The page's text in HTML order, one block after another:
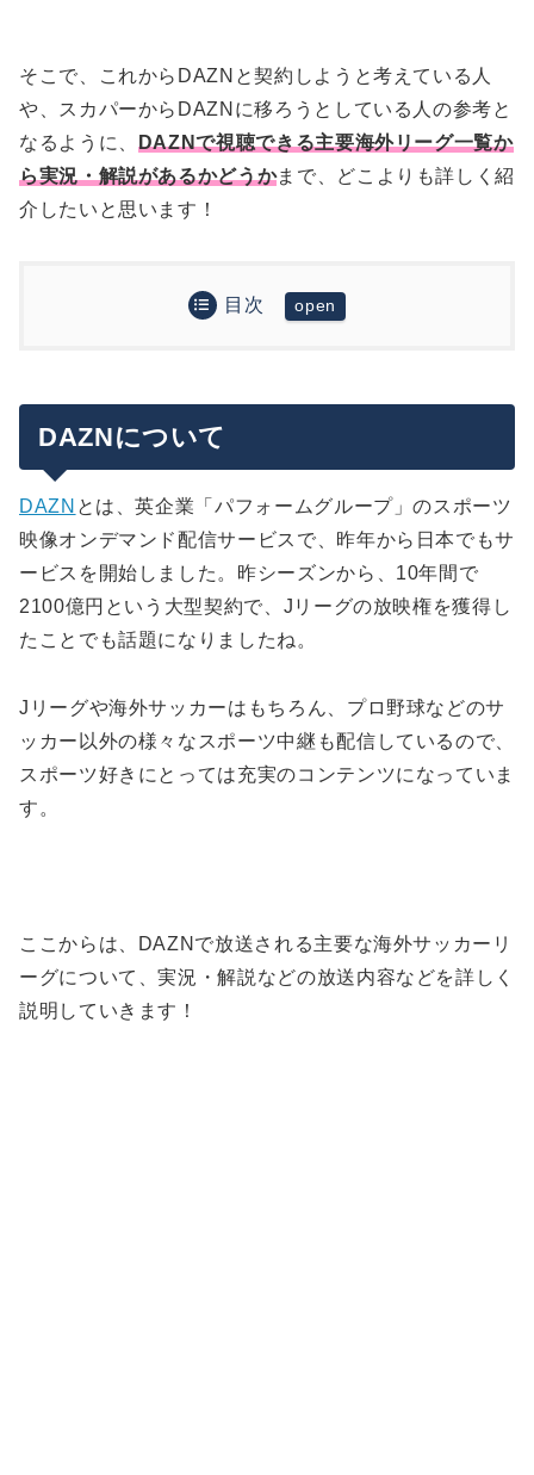
そこで、これからDAZNと契約しようと考えている人
や、スカパーからDAZNに移ろうとしている人の参考と
なるように、 DAZNで視聴できる主要海外リーグ一覧か
ら実況・解説があるかどうかまで、どこよりも詳しく紹
介したいと思います！
目次
（2019年8月時点）
UEFAチャンピオンズリーグ
UEFAヨーロッパリーグ
UEFAスーパーカップ
プレミアリーグ（イングランド）
リーガ・エスパニョーラ（スペイン）
セリエA（イタリア）
リーグ・アン（フランス）
エールディヴィジ（オランダ）
その他カップ戦
ブンデスリーガ
リーグ・アン
ポルトガルリーグ
補足：セリエAの放送について
セリエA第1節の放送一覧
セリエA第2節の放送一覧
セリエAはDAZN優勢とは限らない？
DAZNで放送される各リーグの試合の実況・解説
は？
プレミアリーグ
UEFAチャンピオンズリーグ
DAZNについて
DAZN とは、英企業「パフォームグループ」のスポーツ
映像オンデマンド配信サービスで、昨年から日本でもサ
ービスを開始しました。昨シーズンから、10年間で
2100億円という大型契約で、Jリーグの放映権を獲得し
たことでも話題になりましたね。
Jリーグや海外サッカーはもちろん、プロ野球などのサ
ッカー以外の様々なスポーツ中継も配信しているので、
スポーツ好きにとっては充実のコンテンツになっていま
す。
ここからは、DAZNで放送される主要な海外サッカーリ
ーグについて、実況・解説などの放送内容などを詳しく
説明していきます！